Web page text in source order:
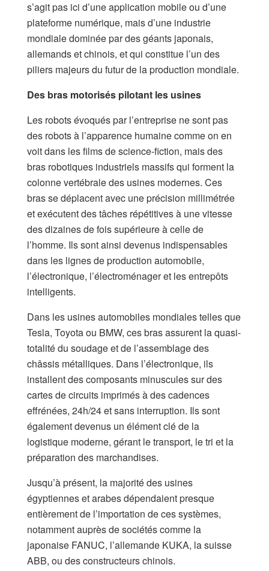
s’agit pas ici d’une application mobile ou d’une
plateforme numérique, mais d’une industrie
mondiale dominée par des géants japonais,
allemands et chinois, et qui constitue l’un des
piliers majeurs du futur de la production mondiale.
Des bras motorisés pilotant les usines
​Les robots évoqués par l’entreprise ne sont pas
des robots à l’apparence humaine comme on en
voit dans les films de science-fiction, mais des
bras robotiques industriels massifs qui forment la
colonne vertébrale des usines modernes. Ces
bras se déplacent avec une précision millimétrée
et exécutent des tâches répétitives à une vitesse
des dizaines de fois supérieure à celle de
l’homme. Ils sont ainsi devenus indispensables
dans les lignes de production automobile,
l’électronique, l’électroménager et les entrepôts
intelligents.​
Dans les usines automobiles mondiales telles que
Tesla, Toyota ou BMW, ces bras assurent la quasi-
totalité du soudage et de l’assemblage des
châssis métalliques. Dans l’électronique, ils
installent des composants minuscules sur des
cartes de circuits imprimés à des cadences
effrénées, 24h/24 et sans interruption. Ils sont
également devenus un élément clé de la
logistique moderne, gérant le transport, le tri et la
préparation des marchandises.
​Jusqu’à présent, la majorité des usines
égyptiennes et arabes dépendaient presque
entièrement de l’importation de ces systèmes,
notamment auprès de sociétés comme la
japonaise FANUC, l’allemande KUKA, la suisse
ABB, ou des constructeurs chinois.